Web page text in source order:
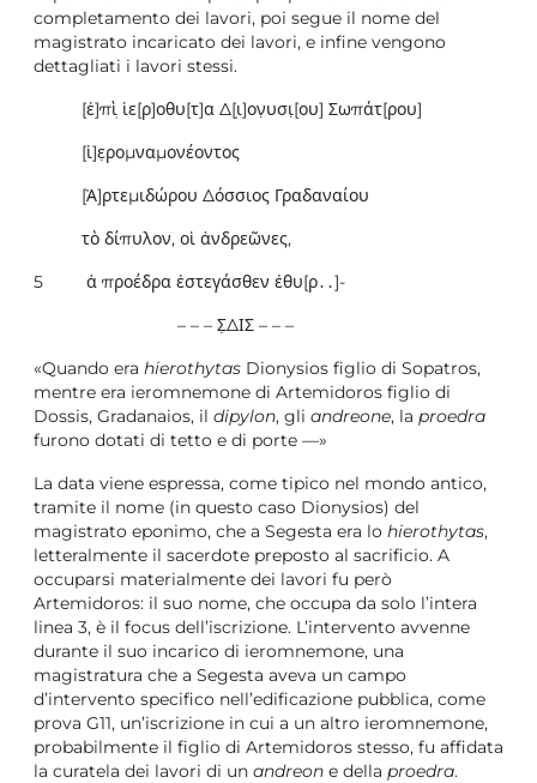
completamento dei lavori, poi segue il nome del
magistrato incaricato dei lavori, e infine vengono
dettagliati i lavori stessi.
[ἐ]π̣ὶ ἱε[ρ]οθυ[τ]α Δ̣[ι]ον̣υσι̣[ου] Σωπάτ[ρου]
[ἱ]ε̣ρομναμονέοντος
[Ἀ]ρτεμιδώρου Δόσσιος Γραδαναίου
τὸ δίπυλον, οἱ ἀνδρεῶνες,
5 ἁ προέδρα ἐστεγάσθεν ἐθυ[ρ․․]-
– – – Σ̣ΔΙΣ – – –
«Quando era hierothytas Dionysios figlio di Sopatros,
mentre era ieromnemone di Artemidoros figlio di
Dossis, Gradanaios, il dipylon, gli andreone, la proedra
furono dotati di tetto e di porte —»
La data viene espressa, come tipico nel mondo antico,
tramite il nome (in questo caso Dionysios) del
magistrato eponimo, che a Segesta era lo hierothytas,
letteralmente il sacerdote preposto al sacrificio. A
occuparsi materialmente dei lavori fu però
Artemidoros: il suo nome, che occupa da solo l’intera
linea 3, è il focus dell’iscrizione. L’intervento avvenne
durante il suo incarico di ieromnemone, una
magistratura che a Segesta aveva un campo
d’intervento specifico nell’edificazione pubblica, come
prova G11, un’iscrizione in cui a un altro ieromnemone,
probabilmente il figlio di Artemidoros stesso, fu affidata
la curatela dei lavori di un andreon e della proedra.